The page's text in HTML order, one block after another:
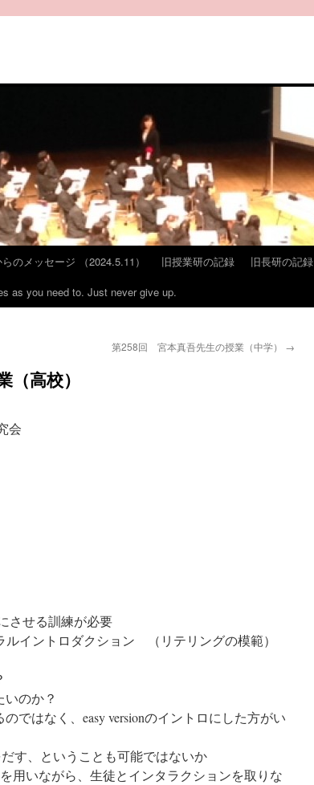
のメッセージ （2024.5.11） 旧授業研の記録
旧長研の記録
as you need to. Just never give up.
第258回 宮本真吾先生の授業（中学） →
高校）
会
させる訓練が必要
ルイントロダクション （リテリングの模範）
のか？
ではなく、easy versionのイントロにした方がい
す、ということも可能ではないか
用いながら、生徒とインタラクションを取りな